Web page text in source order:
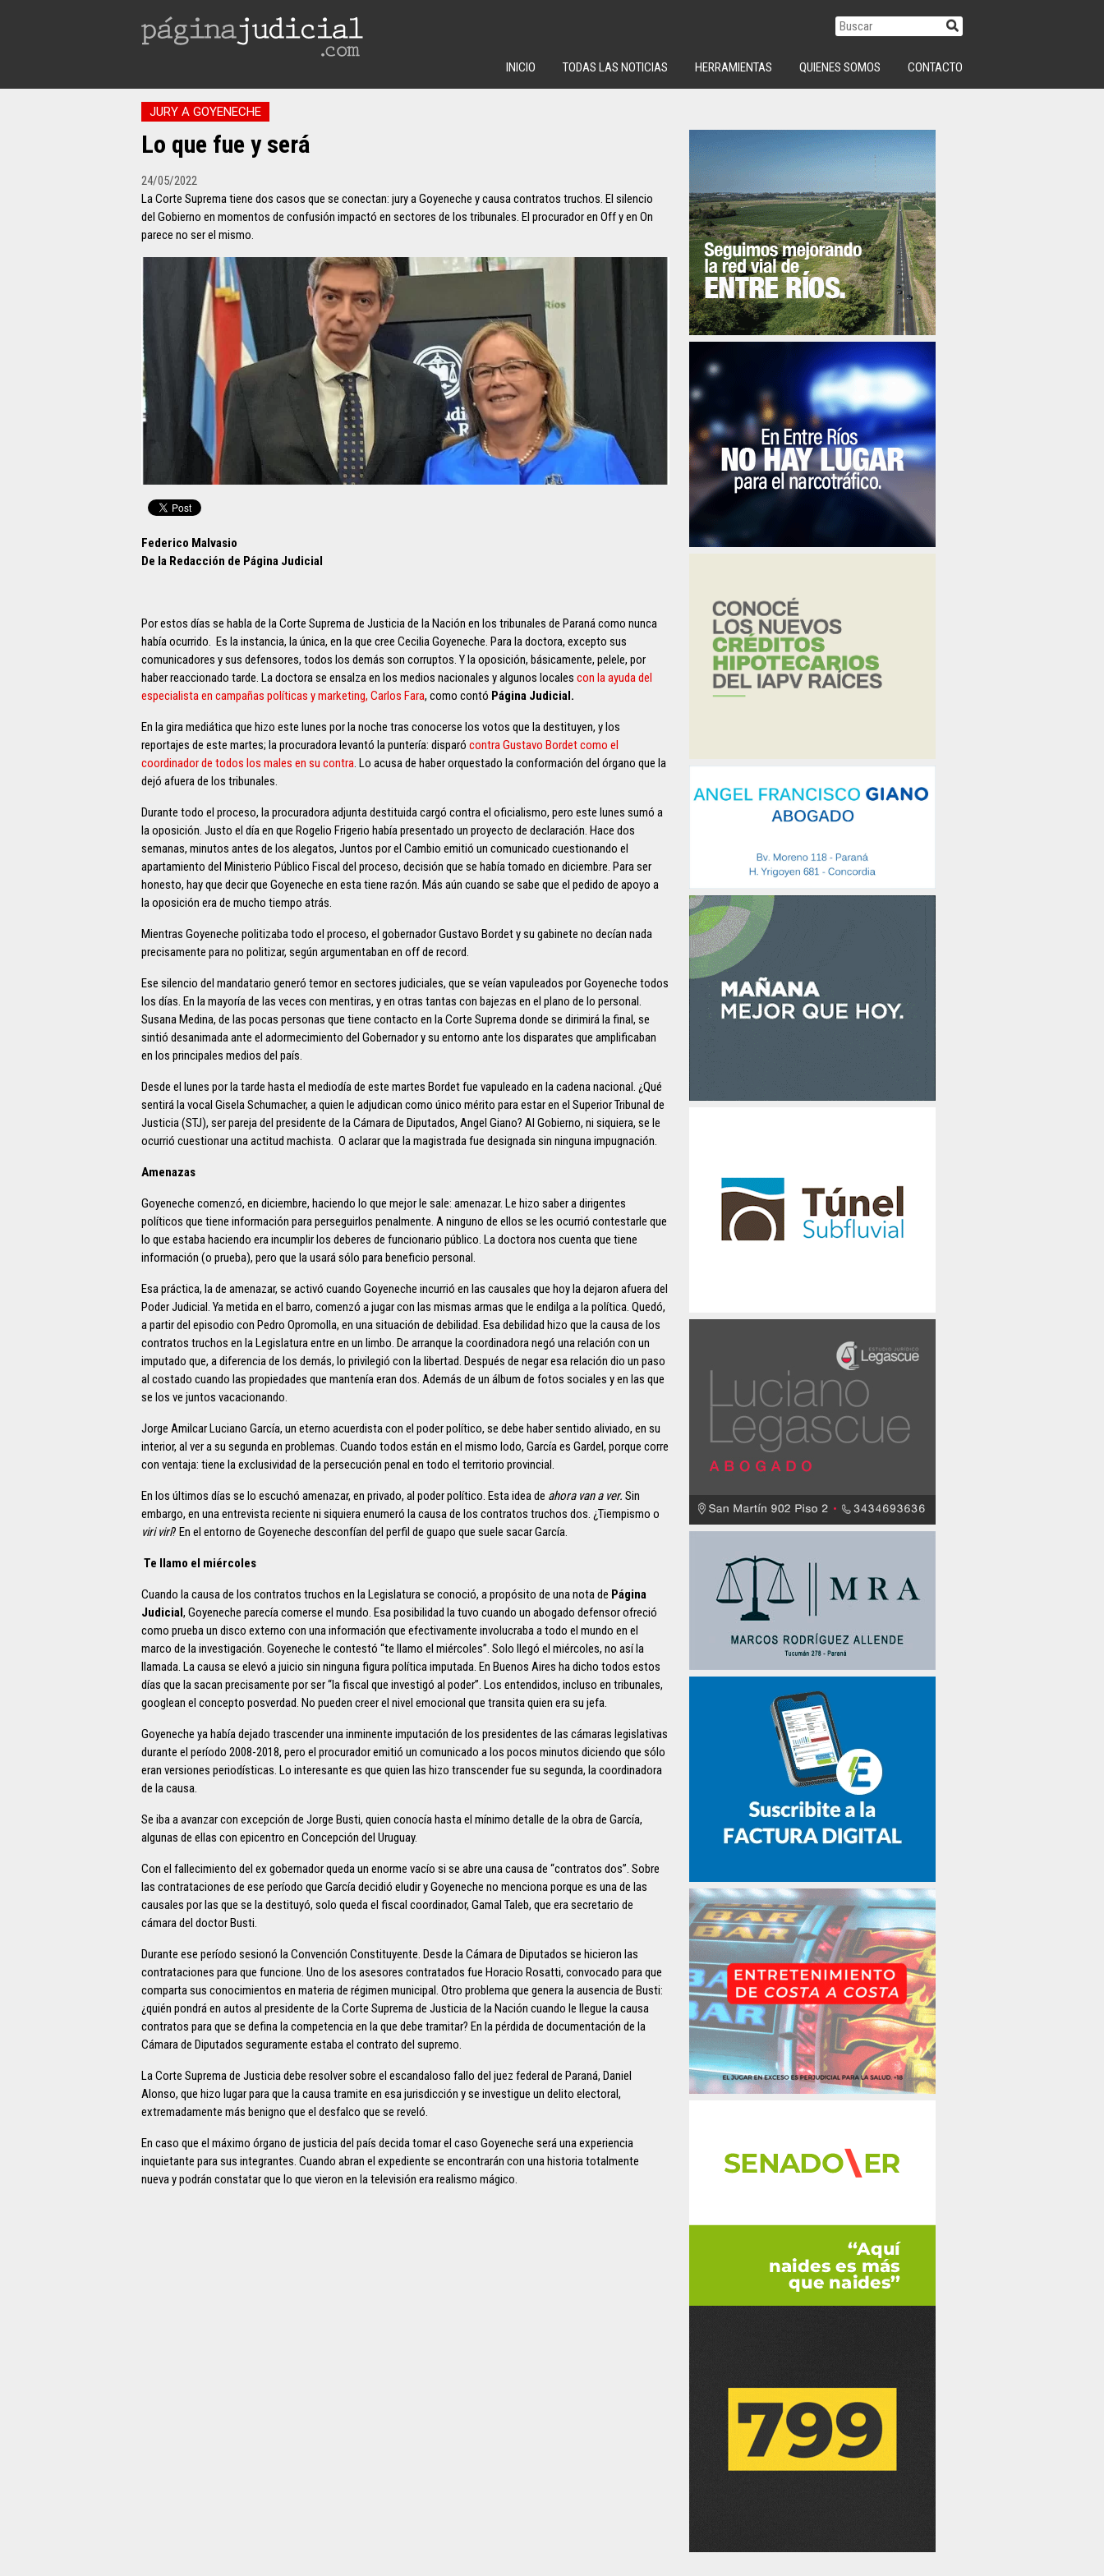
INICIO TODAS LAS NOTICIAS HERRAMIENTAS QUIENES SOMOS CONTACTO
JURY A GOYENECHE
Lo que fue y será
24/05/2022
La Corte Suprema tiene dos casos que se conectan: jury a Goyeneche y causa contratos truchos. El silencio
del Gobierno en momentos de confusión impactó en sectores de los tribunales. El procurador en Off y en On
parece no ser el mismo.
Federico Malvasio
De la Redacción de Página Judicial
Por estos días se habla de la Corte Suprema de Justicia de la Nación en los tribunales de Paraná como nunca
había ocurrido. Es la instancia, la única, en la que cree Cecilia Goyeneche. Para la doctora, excepto sus
comunicadores y sus defensores, todos los demás son corruptos. Y la oposición, básicamente, pelele, por
haber reaccionado tarde. La doctora se ensalza en los medios nacionales y algunos locales con la ayuda del
especialista en campañas políticas y marketing, Carlos Fara, como contó Página Judicial.
En la gira mediática que hizo este lunes por la noche tras conocerse los votos que la destituyen, y los
reportajes de este martes; la procuradora levantó la puntería: disparó contra Gustavo Bordet como el
coordinador de todos los males en su contra. Lo acusa de haber orquestado la conformación del órgano que la
dejó afuera de los tribunales.
Durante todo el proceso, la procuradora adjunta destituida cargó contra el oficialismo, pero este lunes sumó a
la oposición. Justo el día en que Rogelio Frigerio había presentado un proyecto de declaración. Hace dos
semanas, minutos antes de los alegatos, Juntos por el Cambio emitió un comunicado cuestionando el
apartamiento del Ministerio Público Fiscal del proceso, decisión que se había tomado en diciembre. Para ser
honesto, hay que decir que Goyeneche en esta tiene razón. Más aún cuando se sabe que el pedido de apoyo a
la oposición era de mucho tiempo atrás.
Mientras Goyeneche politizaba todo el proceso, el gobernador Gustavo Bordet y su gabinete no decían nada
precisamente para no politizar, según argumentaban en off de record.
Ese silencio del mandatario generó temor en sectores judiciales, que se veían vapuleados por Goyeneche todos
los días. En la mayoría de las veces con mentiras, y en otras tantas con bajezas en el plano de lo personal.
Susana Medina, de las pocas personas que tiene contacto en la Corte Suprema donde se dirimirá la final, se
sintió desanimada ante el adormecimiento del Gobernador y su entorno ante los disparates que amplificaban
en los principales medios del país.
Desde el lunes por la tarde hasta el mediodía de este martes Bordet fue vapuleado en la cadena nacional. ¿Qué
sentirá la vocal Gisela Schumacher, a quien le adjudican como único mérito para estar en el Superior Tribunal de
Justicia (STJ), ser pareja del presidente de la Cámara de Diputados, Angel Giano? Al Gobierno, ni siquiera, se le
ocurrió cuestionar una actitud machista. O aclarar que la magistrada fue designada sin ninguna impugnación.
Amenazas
Goyeneche comenzó, en diciembre, haciendo lo que mejor le sale: amenazar. Le hizo saber a dirigentes
políticos que tiene información para perseguirlos penalmente. A ninguno de ellos se les ocurrió contestarle que
lo que estaba haciendo era incumplir los deberes de funcionario público. La doctora nos cuenta que tiene
información (o prueba), pero que la usará sólo para beneficio personal.
Esa práctica, la de amenazar, se activó cuando Goyeneche incurrió en las causales que hoy la dejaron afuera del
Poder Judicial. Ya metida en el barro, comenzó a jugar con las mismas armas que le endilga a la política. Quedó,
a partir del episodio con Pedro Opromolla, en una situación de debilidad. Esa debilidad hizo que la causa de los
contratos truchos en la Legislatura entre en un limbo. De arranque la coordinadora negó una relación con un
imputado que, a diferencia de los demás, lo privilegió con la libertad. Después de negar esa relación dio un paso
al costado cuando las propiedades que mantenía eran dos. Además de un álbum de fotos sociales y en las que
se los ve juntos vacacionando.
Jorge Amilcar Luciano García, un eterno acuerdista con el poder político, se debe haber sentido aliviado, en su
interior, al ver a su segunda en problemas. Cuando todos están en el mismo lodo, García es Gardel, porque corre
con ventaja: tiene la exclusividad de la persecución penal en todo el territorio provincial.
En los últimos días se lo escuchó amenazar, en privado, al poder político. Esta idea de ahora van a ver. Sin
embargo, en una entrevista reciente ni siquiera enumeró la causa de los contratos truchos dos. ¿Tiempismo o
viri viri? En el entorno de Goyeneche desconfían del perfil de guapo que suele sacar García.
Te llamo el miércoles
Cuando la causa de los contratos truchos en la Legislatura se conoció, a propósito de una nota de Página
Judicial, Goyeneche parecía comerse el mundo. Esa posibilidad la tuvo cuando un abogado defensor ofreció
como prueba un disco externo con una información que efectivamente involucraba a todo el mundo en el
marco de la investigación. Goyeneche le contestó “te llamo el miércoles”. Solo llegó el miércoles, no así la
llamada. La causa se elevó a juicio sin ninguna figura política imputada. En Buenos Aires ha dicho todos estos
días que la sacan precisamente por ser “la fiscal que investigó al poder”. Los entendidos, incluso en tribunales,
googlean el concepto posverdad. No pueden creer el nivel emocional que transita quien era su jefa.
Goyeneche ya había dejado trascender una inminente imputación de los presidentes de las cámaras legislativas
durante el período 2008-2018, pero el procurador emitió un comunicado a los pocos minutos diciendo que sólo
eran versiones periodísticas. Lo interesante es que quien las hizo transcender fue su segunda, la coordinadora
de la causa.
Se iba a avanzar con excepción de Jorge Busti, quien conocía hasta el mínimo detalle de la obra de García,
algunas de ellas con epicentro en Concepción del Uruguay.
Con el fallecimiento del ex gobernador queda un enorme vacío si se abre una causa de “contratos dos”. Sobre
las contrataciones de ese período que García decidió eludir y Goyeneche no menciona porque es una de las
causales por las que se la destituyó, solo queda el fiscal coordinador, Gamal Taleb, que era secretario de
cámara del doctor Busti.
Durante ese período sesionó la Convención Constituyente. Desde la Cámara de Diputados se hicieron las
contrataciones para que funcione. Uno de los asesores contratados fue Horacio Rosatti, convocado para que
comparta sus conocimientos en materia de régimen municipal. Otro problema que genera la ausencia de Busti:
¿quién pondrá en autos al presidente de la Corte Suprema de Justicia de la Nación cuando le llegue la causa
contratos para que se defina la competencia en la que debe tramitar? En la pérdida de documentación de la
Cámara de Diputados seguramente estaba el contrato del supremo.
La Corte Suprema de Justicia debe resolver sobre el escandaloso fallo del juez federal de Paraná, Daniel
Alonso, que hizo lugar para que la causa tramite en esa jurisdicción y se investigue un delito electoral,
extremadamente más benigno que el desfalco que se reveló.
En caso que el máximo órgano de justicia del país decida tomar el caso Goyeneche será una experiencia
inquietante para sus integrantes. Cuando abran el expediente se encontrarán con una historia totalmente
nueva y podrán constatar que lo que vieron en la televisión era realismo mágico.